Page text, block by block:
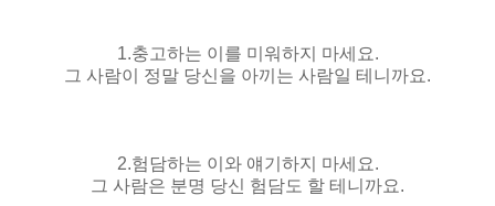
1.충고하는 이를 미워하지 마세요.
그 사람이 정말 당신을 아끼는 사람일 테니까요.
2.험담하는 이와 얘기하지 마세요.
그 사람은 분명 당신 험담도 할 테니까요.